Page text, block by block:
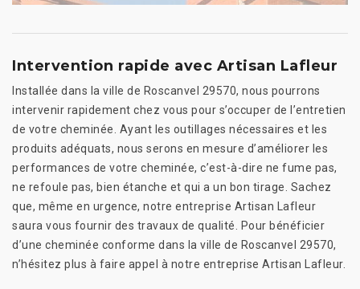
Intervention rapide avec Artisan Lafleur
Installée dans la ville de Roscanvel 29570, nous pourrons
intervenir rapidement chez vous pour s’occuper de l’entretien
de votre cheminée. Ayant les outillages nécessaires et les
produits adéquats, nous serons en mesure d’améliorer les
performances de votre cheminée, c’est-à-dire ne fume pas,
ne refoule pas, bien étanche et qui a un bon tirage. Sachez
que, même en urgence, notre entreprise Artisan Lafleur
saura vous fournir des travaux de qualité. Pour bénéficier
d’une cheminée conforme dans la ville de Roscanvel 29570,
n’hésitez plus à faire appel à notre entreprise Artisan Lafleur.